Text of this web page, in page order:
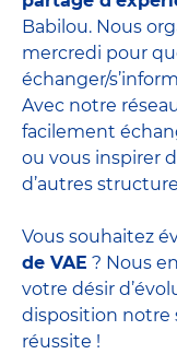
Babilou. Nous
mercredi pour
échanger/
Avec notre
facilement
ou vous inspirer
d’autres
Vous souhaitez
de VAE ? Nous
votre désir
disposition notre
réussite !